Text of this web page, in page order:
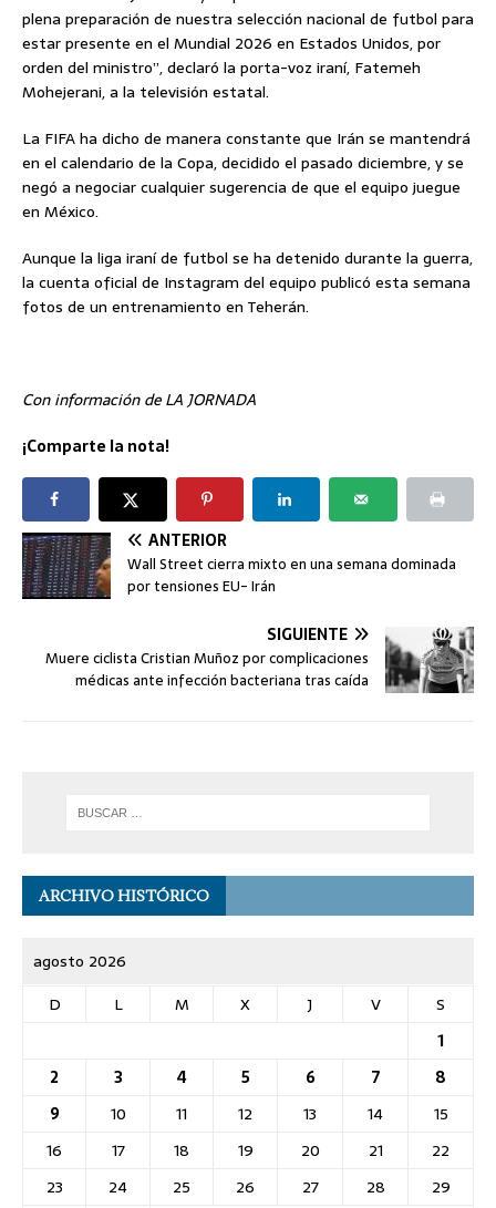
plena preparación de nuestra selección nacional de futbol para
estar presente en el Mundial 2026 en Estados Unidos, por
orden del ministro”, declaró la porta-voz iraní, Fatemeh
Mohejerani, a la televisión estatal.
La FIFA ha dicho de manera constante que Irán se mantendrá
en el calendario de la Copa, decidido el pasado diciembre, y se
negó a negociar cualquier sugerencia de que el equipo juegue
en México.
Aunque la liga iraní de futbol se ha detenido durante la guerra,
la cuenta oficial de Instagram del equipo publicó esta semana
fotos de un entrenamiento en Teherán.
Con información de LA JORNADA
¡Comparte la nota!
ANTERIOR
Wall Street cierra mixto en una semana dominada
por tensiones EU- Irán
SIGUIENTE
Muere ciclista Cristian Muñoz por complicaciones
médicas ante infección bacteriana tras caída
ARCHIVO HISTÓRICO
agosto 2026
D
L M X J V
S
1
2
3 4 5 6 7
8
9
10 11 12 13 14
15
16
17 18 19 20 21
22
23
24 25 26 27 28
29